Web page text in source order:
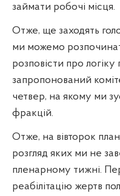
займати робочі місця.
Отже, ще заходять
ми можемо
розповісти про
запропонований
четвер, на якому ми
фракцій.
Отже, на вівторок
розгляд яких ми не
пленарному тижні.
реабілітацію жертв